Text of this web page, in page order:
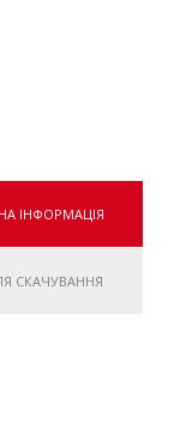
ІНФОРМАЦІЯ
СКАЧУВАННЯ